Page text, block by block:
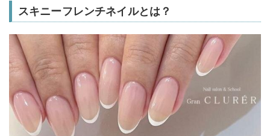
スキニーフレンチネイルとは？